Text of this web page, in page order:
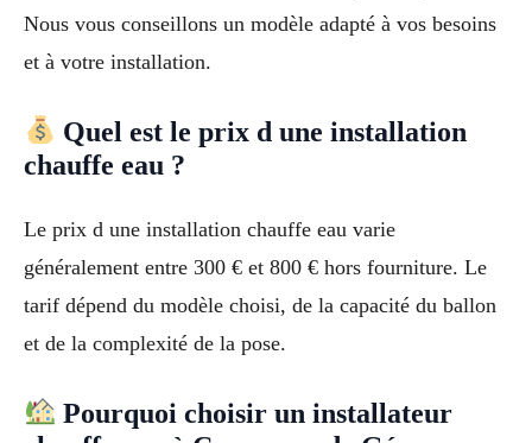
Nous vous conseillons un modèle adapté à vos besoins
et à votre installation.
Quel est le prix d une installation
chauffe eau ?
Le prix d une installation chauffe eau varie
généralement entre 300 € et 800 € hors fourniture. Le
tarif dépend du modèle choisi, de la capacité du ballon
et de la complexité de la pose.
Pourquoi choisir un installateur